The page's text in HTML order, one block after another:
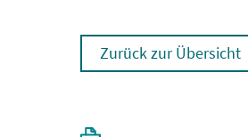
Zurück zur Übersicht